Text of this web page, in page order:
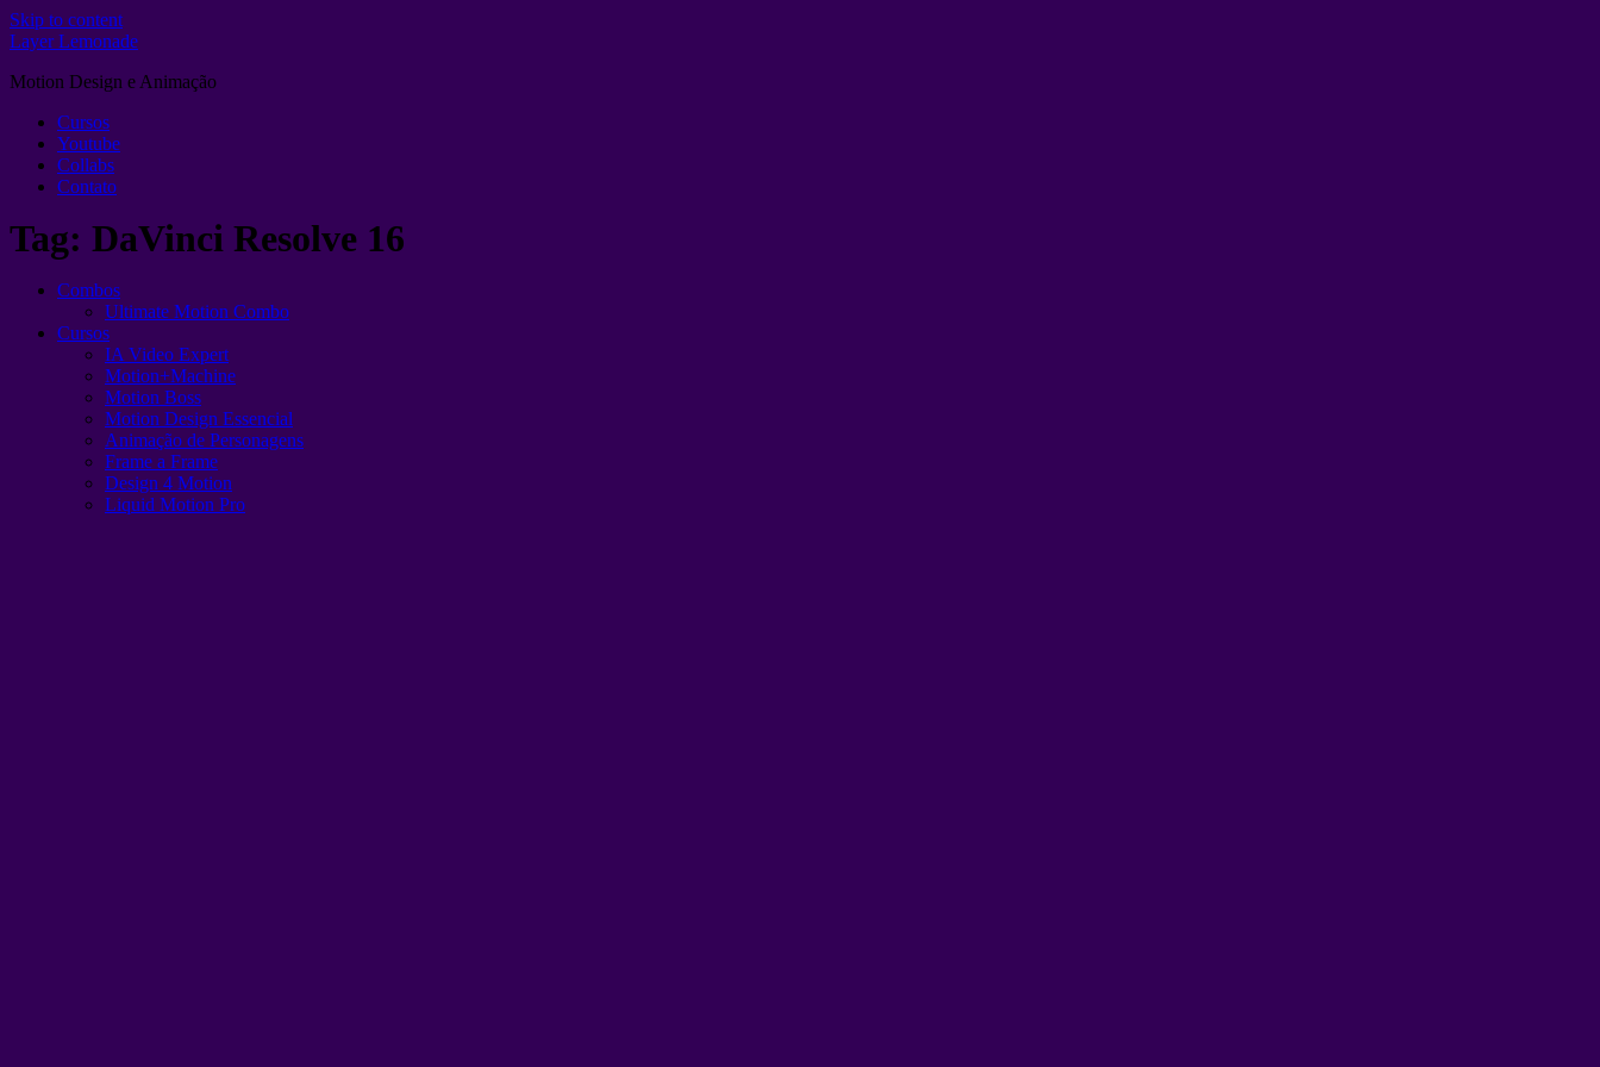
Skip to content
Layer Lemonade
Motion Design e Animação
Cursos
Youtube
Collabs
Contato
Tag: DaVinci Resolve 16
Combos
Ultimate Motion Combo
Cursos
IA Video Expert
Motion+Machine
Motion Boss
Motion Design Essencial
Animação de Personagens
Frame a Frame
Design 4 Motion
Liquid Motion Pro